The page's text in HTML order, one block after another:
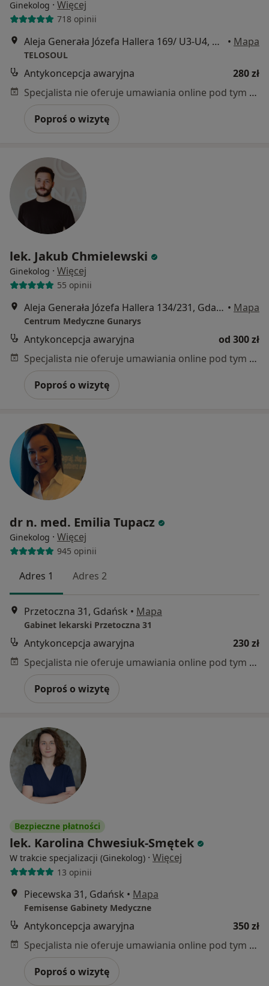
Ginekolog · Więcej
718 opinii
Aleja Generała Józefa Hallera 169/ U3-U4, Gdańsk • Mapa
TELOSOUL
Antykoncepcja awaryjna
280 zł
Specjalista nie oferuje umawiania online pod tym adresem.
Poproś o wizytę
lek. Jakub Chmielewski
Ginekolog · Więcej
55 opinii
Aleja Generała Józefa Hallera 134/231, Gdańsk • Mapa
Centrum Medyczne Gunarys
Antykoncepcja awaryjna
od 300 zł
Specjalista nie oferuje umawiania online pod tym adresem.
Poproś o wizytę
dr n. med. Emilia Tupacz
Ginekolog · Więcej
945 opinii
Adres 1 Adres 2
Przetoczna 31, Gdańsk • Mapa
Gabinet lekarski Przetoczna 31
Antykoncepcja awaryjna
230 zł
Specjalista nie oferuje umawiania online pod tym adresem.
Poproś o wizytę
Bezpieczne płatności
lek. Karolina Chwesiuk-Smętek
W trakcie specjalizacji (Ginekolog) · Więcej
13 opinii
Piecewska 31, Gdańsk • Mapa
Femisense Gabinety Medyczne
Antykoncepcja awaryjna
350 zł
Specjalista nie oferuje umawiania online pod tym adresem.
Poproś o wizytę